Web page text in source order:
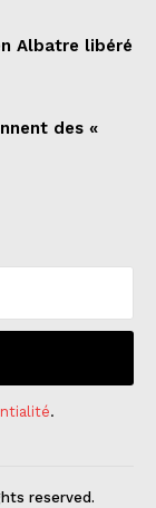
Albatre libéré
des «
.
reserved.